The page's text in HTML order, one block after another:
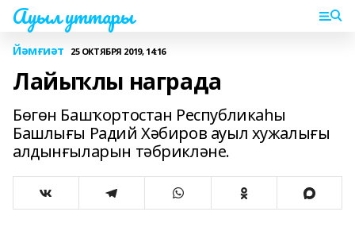
Ауыл уттары
Йәмғиәт 25 ОКТЯБРЯ 2019, 14:16
Лайыҡлы награда
Бөгөн Башҡортостан Республикаһы
Башлығы Радий Хәбиров ауыл хужалығы
алдынғыларын тәбрикләне.